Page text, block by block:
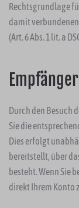
Rechtsgrundlage
damit
(Art. 6 Abs. 1 lit. a
Durch den Besuch
Sie die
Dies erfolgt
bereitstellt, über
besteht. Wenn Sie
direkt Ihrem Konto